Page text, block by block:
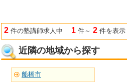
2 件の塾講師求人中 1 件～ 2 件を表示
近隣の地域から探す
船橋市